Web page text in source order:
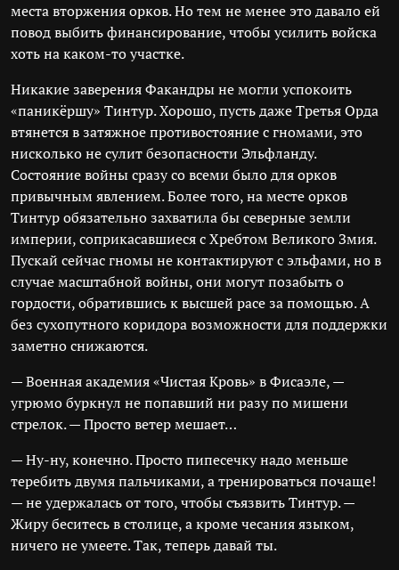
места вторжения орков. Но тем не менее это давало ей
повод выбить финансирование, чтобы усилить войска
хоть на каком-то участке.
Никакие заверения Факандры не могли успокоить
«паникёршу» Тинтур. Хорошо, пусть даже Третья Орда
втянется в затяжное противостояние с гномами, это
нисколько не сулит безопасности Эльфланду.
Состояние войны сразу со всеми было для орков
привычным явлением. Более того, на месте орков
Тинтур обязательно захватила бы северные земли
империи, соприкасавшиеся с Хребтом Великого Змия.
Пускай сейчас гномы не контактируют с эльфами, но в
случае масштабной войны, они могут позабыть о
гордости, обратившись к высшей расе за помощью. А
без сухопутного коридора возможности для поддержки
заметно снижаются.
— Военная академия «Чистая Кровь» в Фисаэле, —
угрюмо буркнул не попавший ни разу по мишени
стрелок. — Просто ветер мешает…
— Ну-ну, конечно. Просто пипесечку надо меньше
теребить двумя пальчиками, а тренироваться почаще!
— не удержалась от того, чтобы съязвить Тинтур. —
Жиру беситесь в столице, а кроме чесания языком,
ничего не умеете. Так, теперь давай ты.